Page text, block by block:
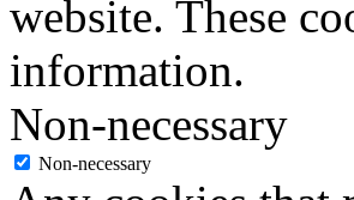
website. These
information.
Non-necessary
Non-necessary